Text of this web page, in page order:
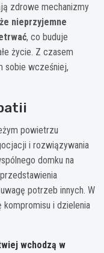
zdrowe mechanizmy
nieprzyjemne
, co buduje
życie. Z czasem
sobie wcześniej,
powietrzu
i rozwiązywania
domku na
potrzeb innych. W
i dzielenia
wchodzą w